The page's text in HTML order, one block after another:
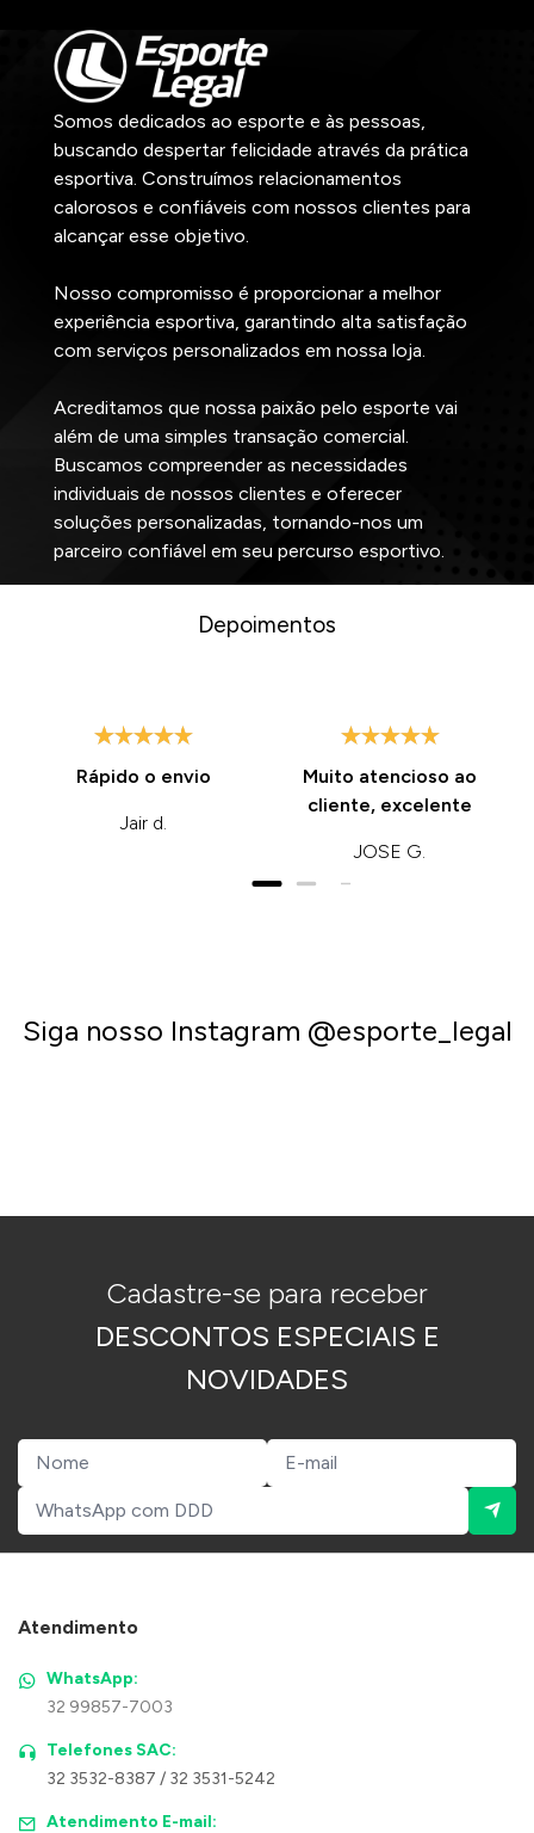
Somos dedicados ao esporte e às pessoas,
buscando despertar felicidade através da prática
esportiva. Construímos relacionamentos
calorosos e confiáveis com nossos clientes para
alcançar esse objetivo.
Nosso compromisso é proporcionar a melhor
experiência esportiva, garantindo alta satisfação
com serviços personalizados em nossa loja.
Acreditamos que nossa paixão pelo esporte vai
além de uma simples transação comercial.
Buscamos compreender as necessidades
individuais de nossos clientes e oferecer
soluções personalizadas, tornando-nos um
parceiro confiável em seu percurso esportivo.
Depoimentos
Rápido o envio
Jair d.
Muito atencioso ao
cliente, excelente
JOSE G.
Siga nosso Instagram @esporte_legal
Cadastre-se para receber
DESCONTOS ESPECIAIS E
NOVIDADES
Atendimento
WhatsApp:
32 99857-7003
Telefones SAC:
32 3532-8387 / 32 3531-5242
Atendimento E-mail: